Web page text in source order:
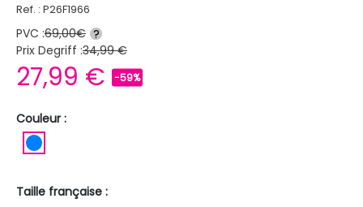
Ref. : P26F1966
PVC :69,00€ ?
Prix Degriff :34,99 €
27,99 € -59%
Couleur :
Taille française :